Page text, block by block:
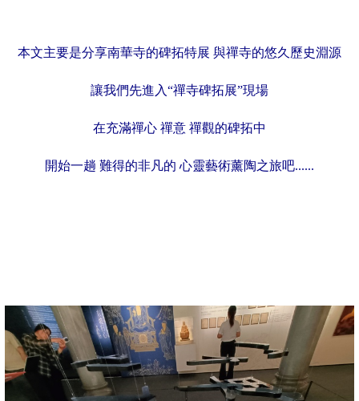
本文主要是分享南華寺的碑拓特展 與禪寺的悠久歷史淵源
讓我們先進入“禪寺碑拓展”現場
在充滿禪心 禪意 禪觀的碑拓中
開始一趟 難得的非凡的 心靈藝術薰陶之旅吧......